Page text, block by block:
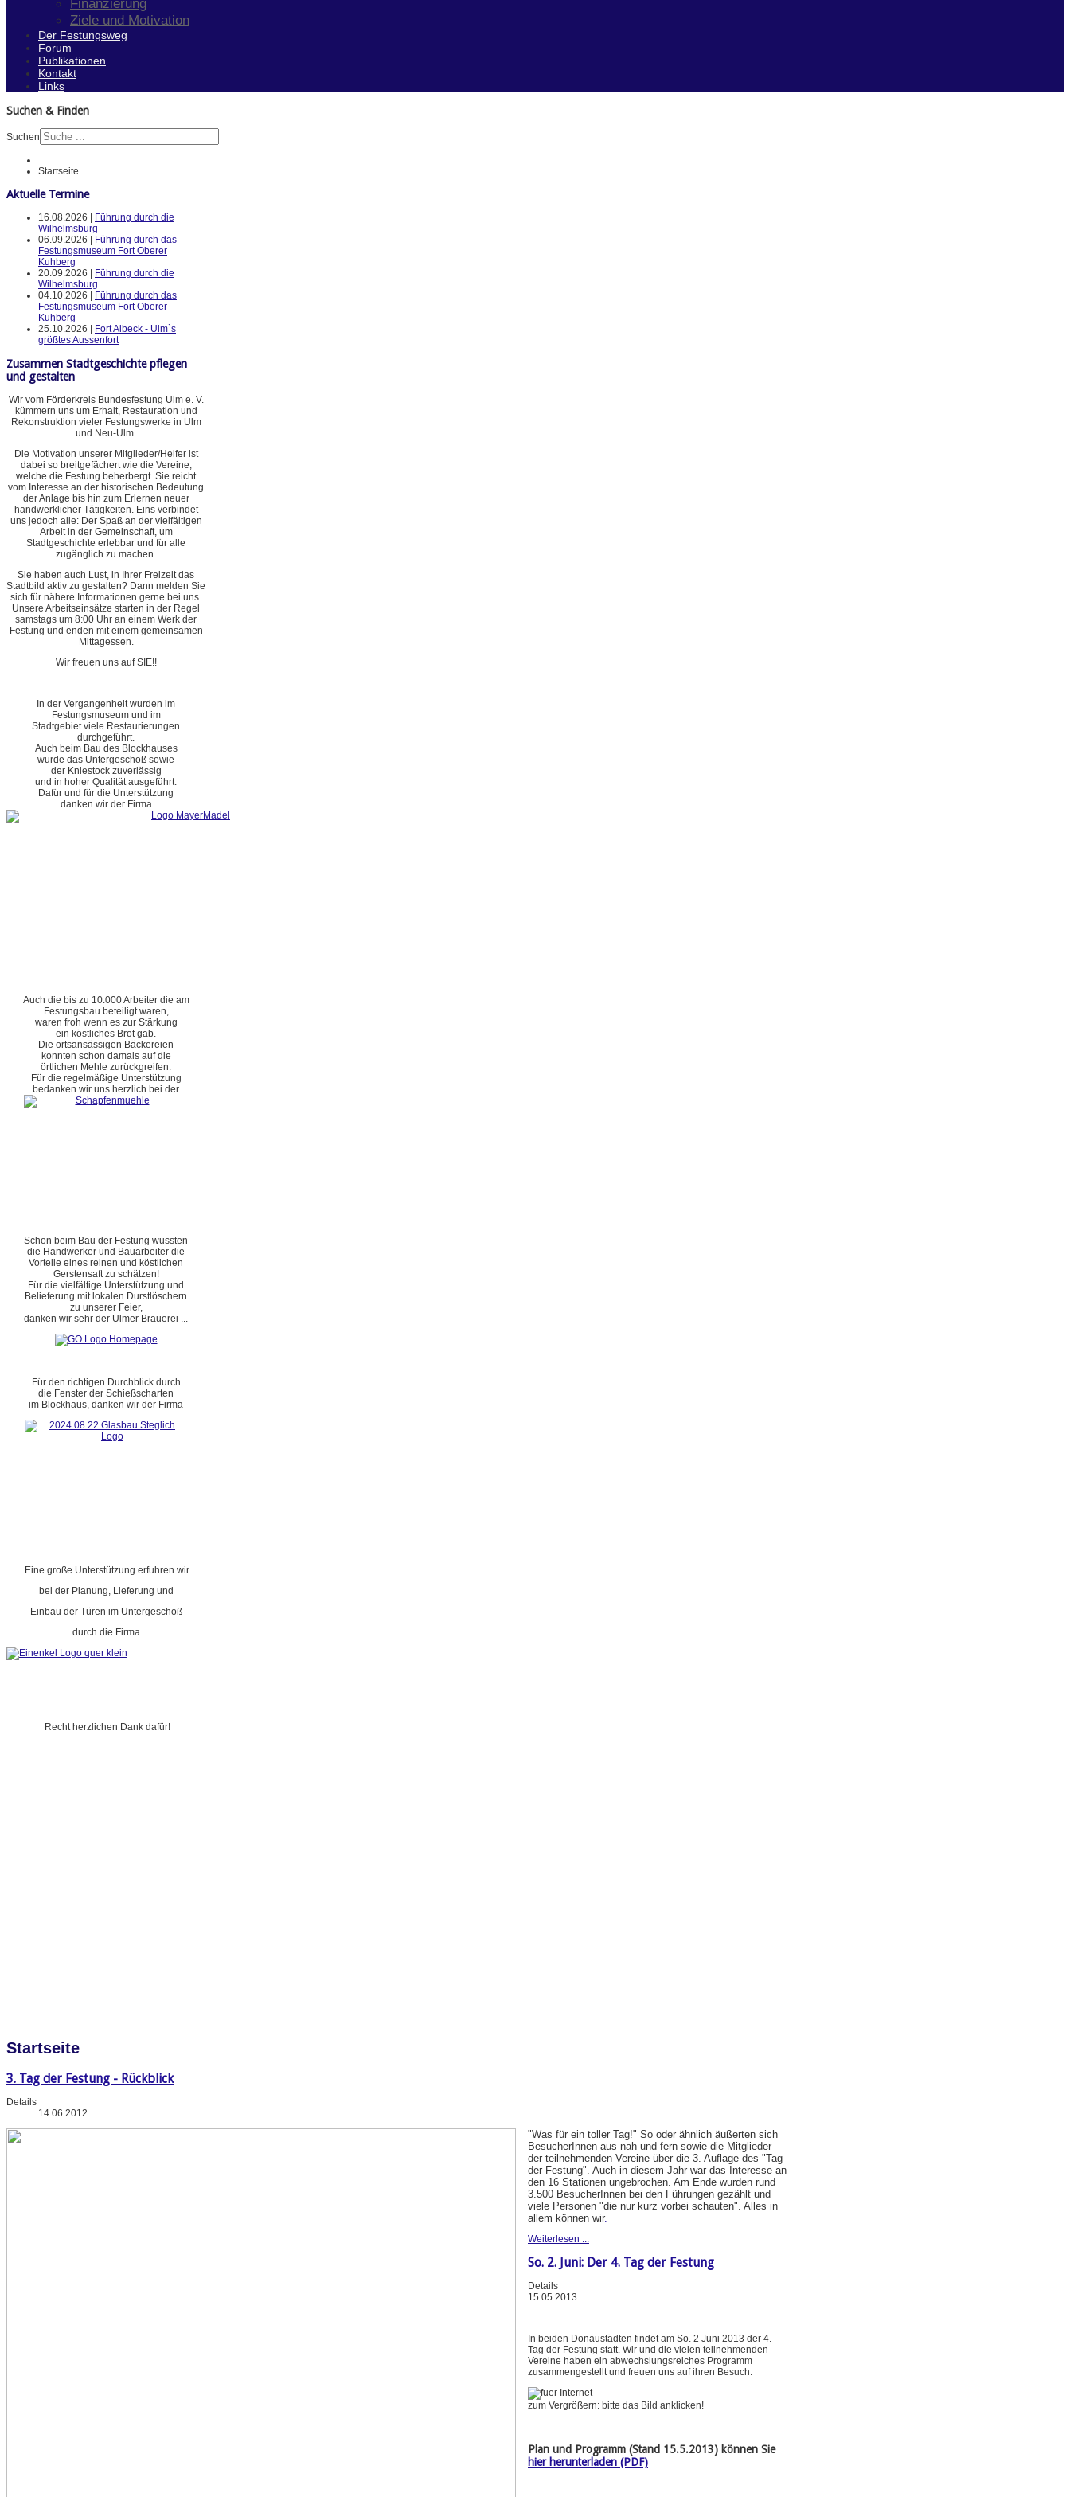
Finanzierung
Ziele und Motivation
Der Festungsweg
Forum
Publikationen
Kontakt
Links
Suchen & Finden
Suchen
Startseite
Aktuelle Termine
16.08.2026 |
Führung durch die
Wilhelmsburg
06.09.2026 |
Führung durch das
Festungsmuseum Fort Oberer
Kuhberg
20.09.2026 |
Führung durch die
Wilhelmsburg
04.10.2026 |
Führung durch das
Festungsmuseum Fort Oberer
Kuhberg
25.10.2026 |
Fort Albeck - Ulm`s
größtes Aussenfort
Zusammen Stadtgeschichte pflegen
und gestalten
Wir vom Förderkreis Bundesfestung Ulm e. V.
kümmern uns um Erhalt, Restauration und
Rekonstruktion vieler Festungswerke in Ulm
und Neu-Ulm.
Die Motivation unserer Mitglieder/Helfer ist
dabei so breitgefächert wie die Vereine,
welche die Festung beherbergt. Sie reicht
vom Interesse an der historischen Bedeutung
der Anlage bis hin zum Erlernen neuer
handwerklicher Tätigkeiten. Eins verbindet
uns jedoch alle: Der Spaß an der vielfältigen
Arbeit in der Gemeinschaft, um
Stadtgeschichte erlebbar und für alle
zugänglich zu machen.
Sie haben auch Lust, in Ihrer Freizeit das
Stadtbild aktiv zu gestalten? Dann melden Sie
sich für nähere Informationen gerne bei uns.
Unsere Arbeitseinsätze starten in der Regel
samstags um 8:00 Uhr an einem Werk der
Festung und enden mit einem gemeinsamen
Mittagessen.
Wir freuen uns auf SIE!!
In der Vergangenheit wurden im
Festungsmuseum und im
Stadtgebiet viele Restaurierungen
durchgeführt.
Auch beim Bau des Blockhauses
wurde das Untergeschoß sowie
der Kniestock zuverlässig
und in hoher Qualität ausgeführt.
Dafür und für die Unterstützung
danken wir der Firma
Auch die bis zu 10.000 Arbeiter die am
Festungsbau beteiligt waren,
waren froh wenn es zur Stärkung
ein köstliches Brot gab.
Die ortsansässigen Bäckereien
konnten schon damals auf die
örtlichen Mehle zurückgreifen.
Für die regelmäßige Unterstützung
bedanken wir uns herzlich bei der
Schon beim Bau der Festung wussten
die Handwerker und Bauarbeiter die
Vorteile eines reinen und köstlichen
Gerstensaft zu schätzen!
Für die vielfältige Unterstützung und
Belieferung mit lokalen Durstlöschern
zu unserer Feier,
danken wir sehr der Ulmer Brauerei ...
Für den richtigen Durchblick durch
die Fenster der Schießscharten
im Blockhaus, danken wir der Firma
Eine große Unterstützung erfuhren wir
bei der Planung, Lieferung und
Einbau der Türen im Untergeschoß
durch die Firma
Recht herzlichen Dank dafür!
Startseite
3. Tag der Festung - Rückblick
Details
14.06.2012
"Was für ein toller Tag!" So oder ähnlich äußerten sich
BesucherInnen aus nah und fern sowie die Mitglieder
der teilnehmenden Vereine über die 3. Auflage des "Tag
der Festung". Auch in diesem Jahr war das Interesse an
den 16 Stationen ungebrochen. Am Ende wurden rund
3.500 BesucherInnen bei den Führungen gezählt und
viele Personen "die nur kurz vorbei schauten". Alles in
allem können wir.
Weiterlesen ...
So. 2. Juni: Der 4. Tag der Festung
Details
15.05.2013
In beiden Donaustädten findet am So. 2 Juni 2013 der 4.
Tag der Festung statt. Wir und die vielen teilnehmenden
Vereine haben ein abwechslungsreiches Programm
zusammengestellt und freuen uns auf ihren Besuch.
zum Vergrößern: bitte das Bild anklicken!
Plan und Programm (Stand 15.5.2013) können Sie
hier herunterladen (PDF)